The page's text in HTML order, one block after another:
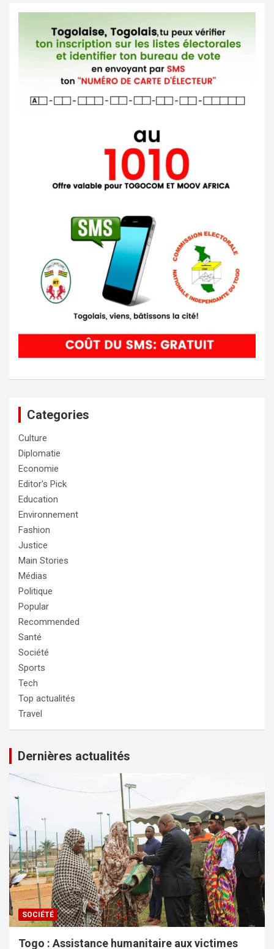
Categories
Culture
Diplomatie
Economie
Editor's Pick
Education
Environnement
Fashion
Justice
Main Stories
Médias
Politique
Popular
Recommended
Santé
Société
Sports
Tech
Top actualités
Travel
Dernières actualités
SOCIÉTÉ
Togo : Assistance humanitaire aux victimes